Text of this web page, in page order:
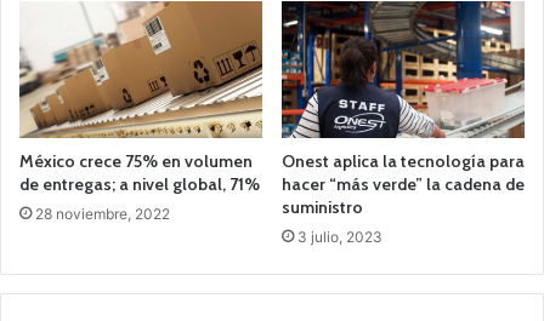
México crece 75% en volumen
de entregas; a nivel global, 71%
28 noviembre, 2022
Onest aplica la tecnología para
hacer “más verde” la cadena de
suministro
3 julio, 2023